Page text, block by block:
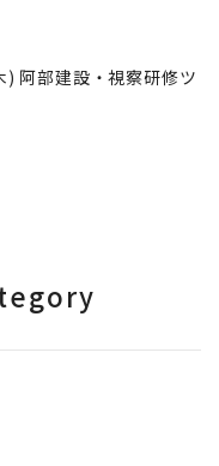
) 阿部建設・視察研修ツ